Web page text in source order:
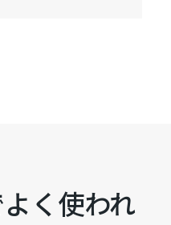
く使われ